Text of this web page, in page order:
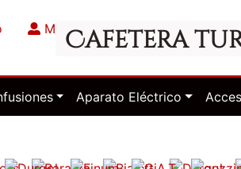
Mi cuenta Finalizar la
Cafetera
Aparato Eléctrico